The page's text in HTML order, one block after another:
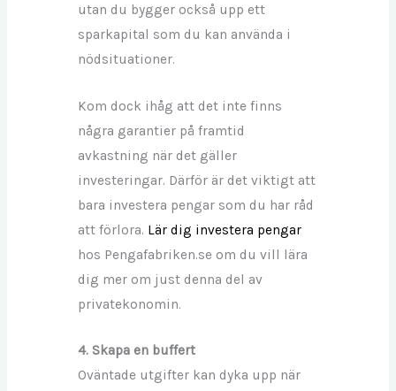
utan du bygger också upp ett
sparkapital som du kan använda i
nödsituationer.
Kom dock ihåg att det inte finns
några garantier på framtid
avkastning när det gäller
investeringar. Därför är det viktigt att
bara investera pengar som du har råd
att förlora. Lär dig investera pengar
hos Pengafabriken.se om du vill lära
dig mer om just denna del av
privatekonomin.
4. Skapa en buffert
Oväntade utgifter kan dyka upp när